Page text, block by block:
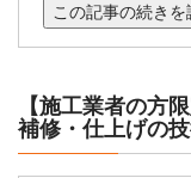
この記事の続き
【施工業者の方
補修・仕上げの